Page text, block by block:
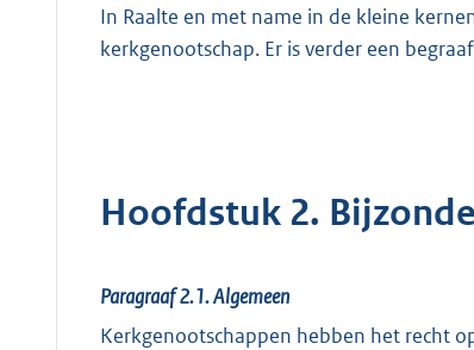
In Raalte en met name in de kleine
kerkgenootschap. Er is verder een
Hoofdstuk 2.
Paragraaf 2.1.Algemeen
Kerkgenootschappen hebben het recht